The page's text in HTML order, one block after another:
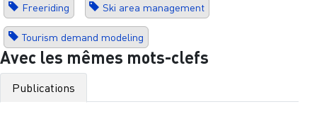
Freeriding Ski area management
Tourism demand modeling
Avec les mêmes mots-clefs
Publications